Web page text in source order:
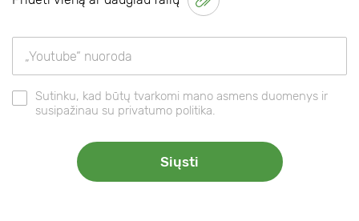
Sutinku, kad būtų tvarkomi mano asmens duomenys ir
susipažinau su privatumo politika.